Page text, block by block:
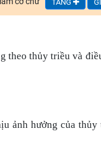
TĂNG
thủy triều và
ảnh hưởng của thủy